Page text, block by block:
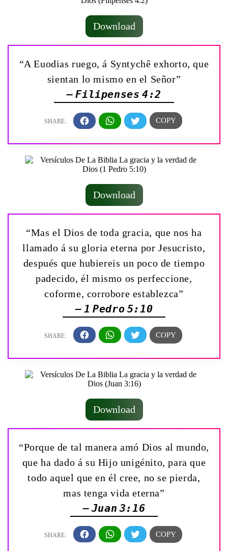
Download
“A Euodias ruego, á Syntychê exhorto, que
sientan lo mismo en el Señor”
— Filipenses 4:2
Download
“Mas el Dios de toda gracia, que nos ha
llamado á su gloria eterna por Jesucristo,
después que hubiereis un poco de tiempo
padecido, él mismo os perfeccione,
coforme, corrobore establezca”
— 1 Pedro 5:10
Download
“Porque de tal manera amó Dios al mundo,
que ha dado á su Hijo unigénito, para que
todo aquel que en él cree, no se pierda,
mas tenga vida eterna”
— Juan 3:16